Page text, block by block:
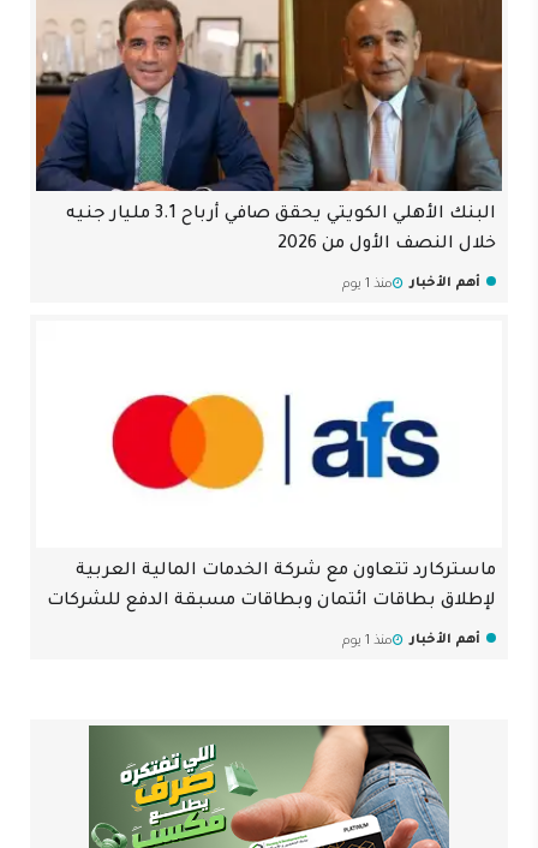
البنك الأهلي الكويتي يحقق صافي أرباح 3.1 مليار جنيه
خلال النصف الأول من 2026
أهم الأخبار منذ 1 يوم
ماستركارد تتعاون مع شركة الخدمات المالية العربية
لإطلاق بطاقات ائتمان وبطاقات مسبقة الدفع للشركات
أهم الأخبار منذ 1 يوم